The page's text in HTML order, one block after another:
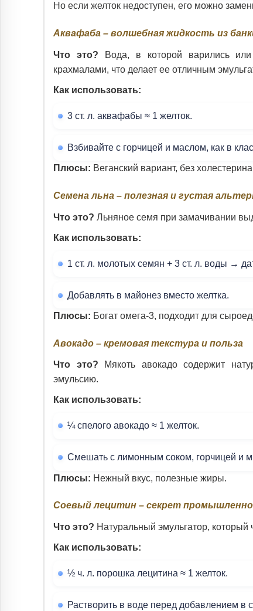
Но если желток недоступен, его можно
Аквафаба – волшебная жидкость из
Что это? Вода, в которой варились
крахмалами, что делает ее отличным
Как использовать:
3 ст. л. аквафабы ≈ 1 желток.
Взбивайте с горчицей и маслом, как в
Плюсы: Веганский вариант, без
Семена льна – полезная и густая
Что это? Льняное семя при замачивании
Как использовать:
1 ст. л. молотых семян + 3 ст. л. воды →
Добавлять в майонез вместо желтка.
Плюсы: Богат омега-3, подходит для
Авокадо – кремовая текстура и польза
Что это? Мякоть авокадо содержит
эмульсию.
Как использовать:
¼ спелого авокадо ≈ 1 желток.
Смешать с лимонным соком, горчицей и
Плюсы: Нежный вкус, полезные жиры.
Соевый лецитин – секрет
Что это? Натуральный эмульгатор, который
Как использовать:
½ ч. л. порошка лецитина ≈ 1 желток.
Растворить в воде перед добавлением в